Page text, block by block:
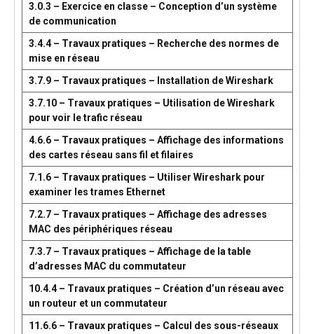
3.0.3 – Exercice en classe – Conception d’un système
de communication
3.4.4 – Travaux pratiques – Recherche des normes de
mise en réseau
3.7.9 – Travaux pratiques – Installation de Wireshark
3.7.10 – Travaux pratiques – Utilisation de Wireshark
pour voir le trafic réseau
4.6.6 – Travaux pratiques – Affichage des informations
des cartes réseau sans fil et filaires
7.1.6 – Travaux pratiques – Utiliser Wireshark pour
examiner les trames Ethernet
7.2.7 – Travaux pratiques – Affichage des adresses
MAC des périphériques réseau
7.3.7 – Travaux pratiques – Affichage de la table
d’adresses MAC du commutateur
10.4.4 – Travaux pratiques – Création d’un réseau avec
un routeur et un commutateur
11.6.6 – Travaux pratiques – Calcul des sous-réseaux